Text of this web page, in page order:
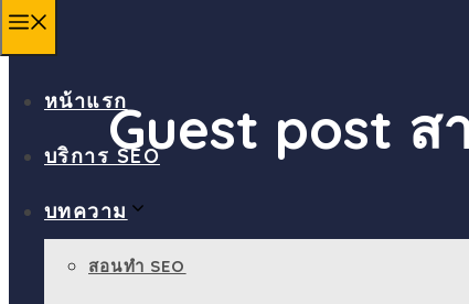
หน้าแรก
บริการ SEO
บทความ
สอนทำ SEO
Guest post ส